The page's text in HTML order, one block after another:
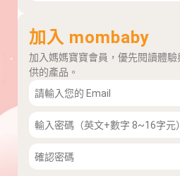
加入 mombaby
加入媽媽寶寶會員，優先閱讀體驗
供的產品。